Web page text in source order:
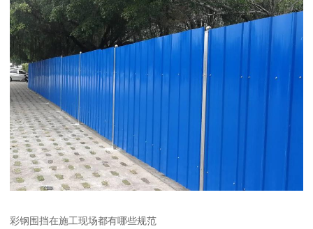
彩钢围挡在施工现场都有哪些规范